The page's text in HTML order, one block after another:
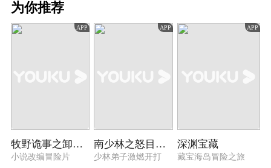
为你推荐
APP
牧野诡事之卸岭力士
小说改编冒险片
APP
南少林之怒目金刚
少林弟子激燃开打
APP
深渊宝藏
藏宝海岛冒险之旅